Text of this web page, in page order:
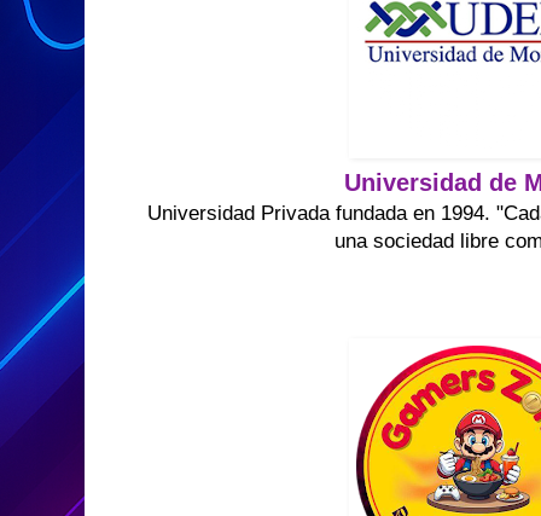
Universidad de
Universidad Privada fundada en 1994.
una sociedad libre